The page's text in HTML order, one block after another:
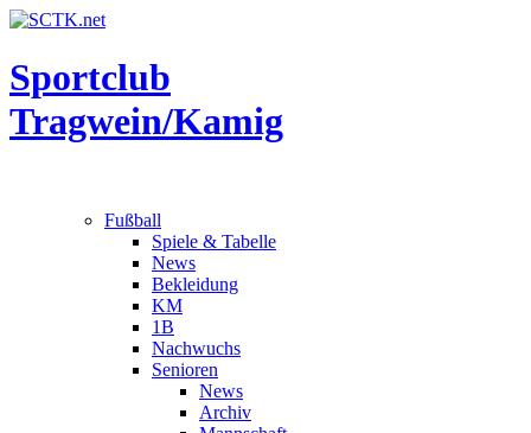
Sportclub
Tragwein/Kamig
Fußball
Spiele & Tabelle
News
Bekleidung
KM
1B
Nachwuchs
Senioren
News
Archiv